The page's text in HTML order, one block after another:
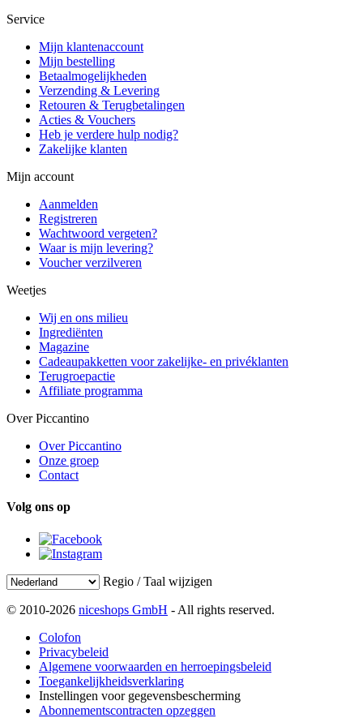
Service
Mijn klantenaccount
Mijn bestelling
Betaalmogelijkheden
Verzending & Levering
Retouren & Terugbetalingen
Acties & Vouchers
Heb je verdere hulp nodig?
Zakelijke klanten
Mijn account
Aanmelden
Registreren
Wachtwoord vergeten?
Waar is mijn levering?
Voucher verzilveren
Weetjes
Wij en ons milieu
Ingrediënten
Magazine
Cadeaupakketten voor zakelijke- en privéklanten
Terugroepactie
Affiliate programma
Over Piccantino
Over Piccantino
Onze groep
Contact
Volg ons op
Regio / Taal wijzigen
© 2010-2026 niceshops GmbH - All rights reserved.
Colofon
Privacybeleid
Algemene voorwaarden en herroepingsbeleid
Toegankelijkheidsverklaring
Instellingen voor gegevensbescherming
Abonnementscontracten opzeggen